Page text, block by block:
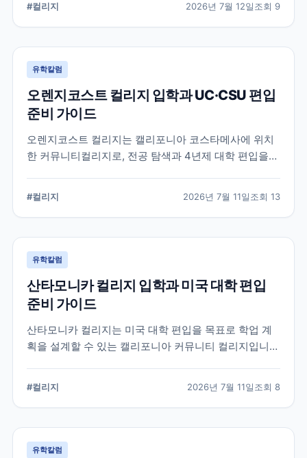
정리했습니다.
#컬리지 2026년 7월 12일조회 9
유학칼럼
오렌지코스트 컬리지 입학과 UC·CSU 편입
준비 가이드
오렌지코스트 컬리지는 캘리포니아 코스타메사에 위치
한 커뮤니티컬리지로, 전공 탐색과 4년제 대학 편입을
#컬리지 2026년 7월 11일조회 13
유학칼럼
산타모니카 컬리지 입학과 미국 대학 편입
준비 가이드
산타모니카 컬리지는 미국 대학 편입을 목표로 학업 계
획을 설계할 수 있는 캘리포니아 커뮤니티 컬리지입니
#컬리지 2026년 7월 11일조회 8
유학칼럼